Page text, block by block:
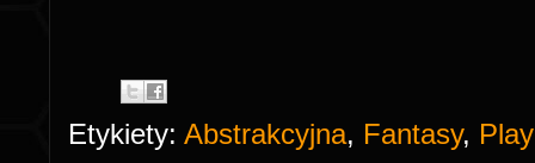
Etykiety: Abstrakcyjna, Fantasy,